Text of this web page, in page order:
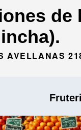
de
AVELLANAS